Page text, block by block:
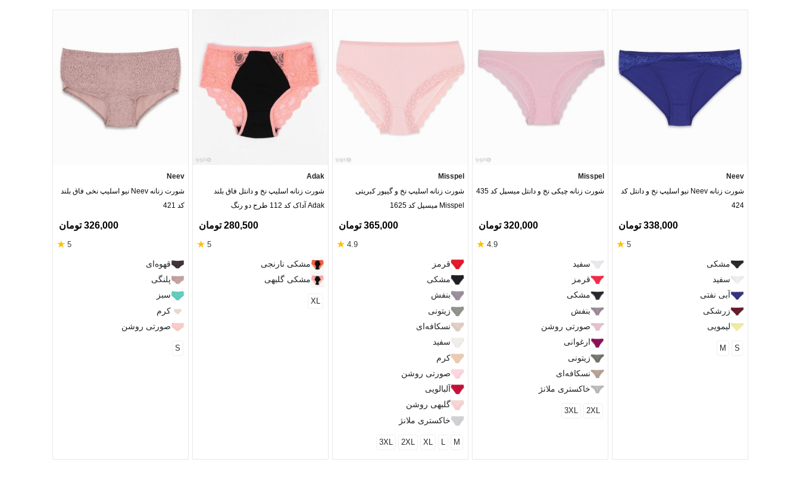
Neev
شورت زنانه Neev نیو اسلیپ نخ و دانتل کد
424
338,000 تومان
5
★
مشکی
سفید
آبی نفتی
زرشکی
لیمویی
S
M
Misspel
شورت زنانه چیکی نخ و دانتل میسپل کد 435
320,000 تومان
4.9
★
سفید
قرمز
مشکی
بنفش
صورتی روشن
ارغوانی
زیتونی
نسکافه‌ای
خاکستری ملانژ
2XL
3XL
Misspel
شورت زنانه اسلیپ نخ و گیپور کبریتی
Misspel میسپل کد 1625
365,000 تومان
4.9
★
قرمز
مشکی
بنفش
زیتونی
نسکافه‌ای
سفید
کرم
صورتی روشن
آلبالویی
گلبهی روشن
خاکستری ملانژ
M
XL
2XL
3XL
Adak
شورت زنانه اسلیپ نخ و دانتل فاق بلند
Adak آداک کد 112 طرح دو رنگ
280,500 تومان
5
★
مشکی نارنجی
مشکی گلبهی
XL
Neev
شورت زنانه Neev نیو اسلیپ نخی فاق بلند
کد 421
326,000 تومان
5
★
قهوه‌ای
پلنگی
سبز
کرم
صورتی روشن
S